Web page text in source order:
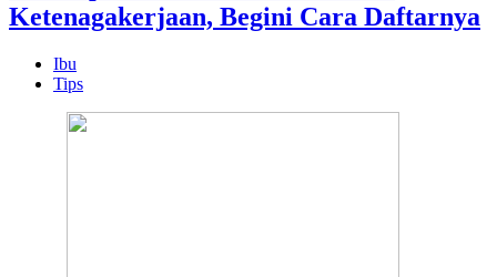
Ketenagakerjaan, Begini Cara Daftarnya
Ibu
Tips